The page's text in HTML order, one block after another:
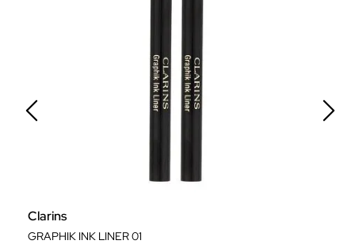
Clarins
GRAPHIK INK LINER 01